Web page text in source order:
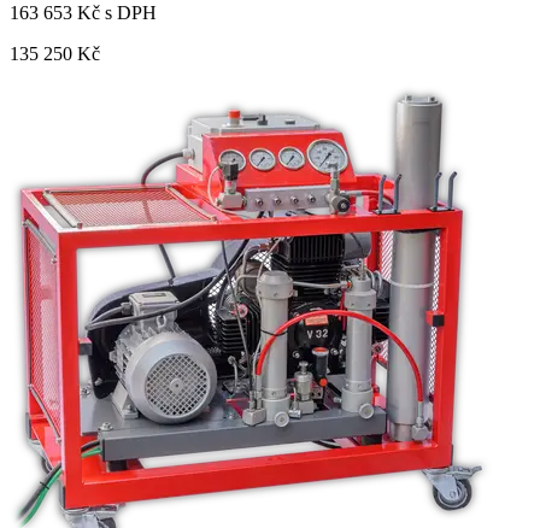
163 653 Kč s DPH
135 250 Kč